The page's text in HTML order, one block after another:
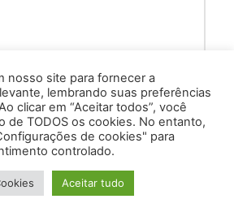
Alves da Silva, nº 1950 - Zacarias,
35302-403 / Tel: (33) 3329 8000
por VersaTec
nosso site para fornecer a
lembrando suas preferências
clicar em “Aceitar todos”, você
de TODOS os cookies. No entanto,
de cookies" para
controlado.
Aceitar tudo